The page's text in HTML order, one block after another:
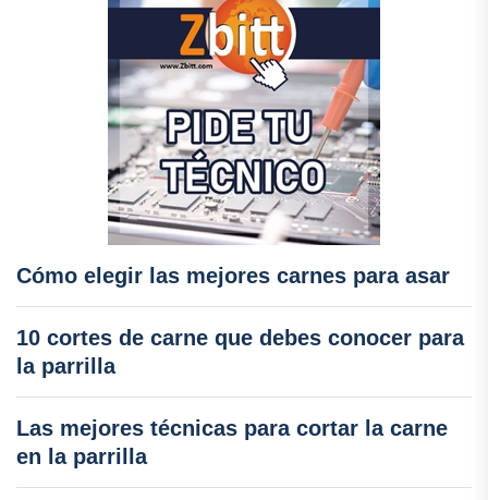
Cómo elegir las mejores carnes para asar
10 cortes de carne que debes conocer para
la parrilla
Las mejores técnicas para cortar la carne
en la parrilla